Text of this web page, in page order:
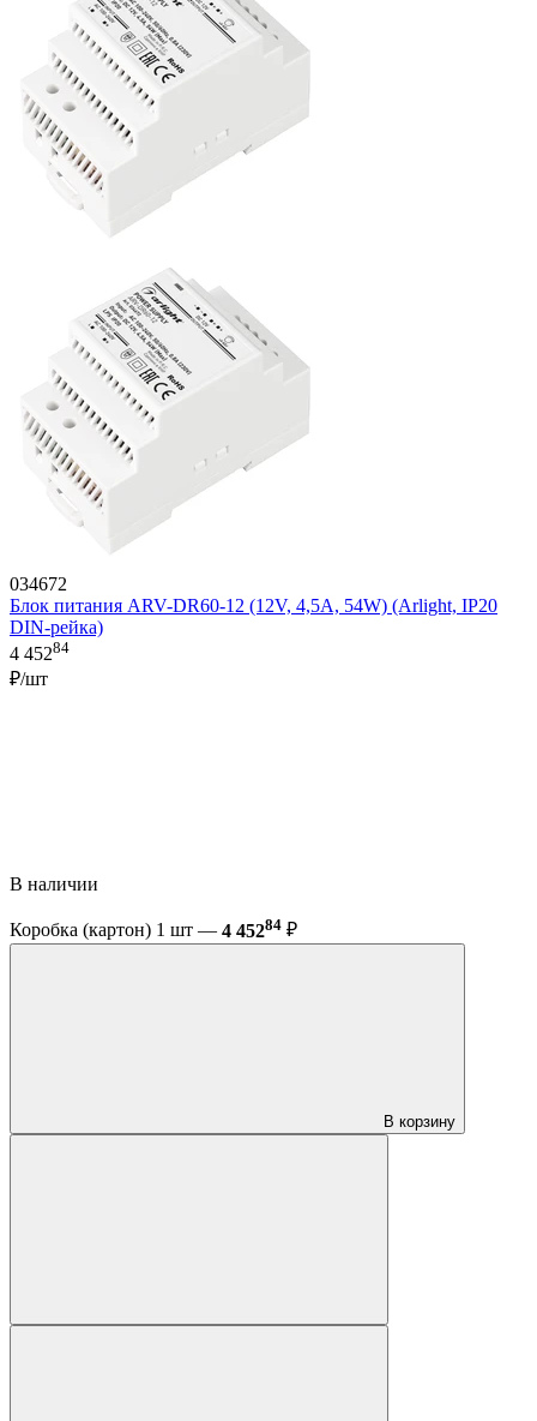
034672
Блок питания ARV-DR60-12 (12V, 4,5A, 54W) (Arlight, IP20
DIN-рейка)
4 45284
₽/шт
В наличии
Коробка (картон) 1 шт — 4 45284 ₽
В корзину